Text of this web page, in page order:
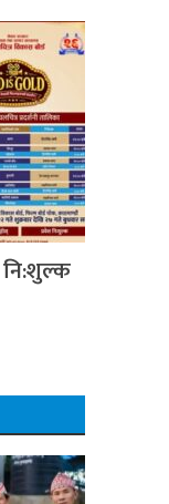
नि:शुल्क